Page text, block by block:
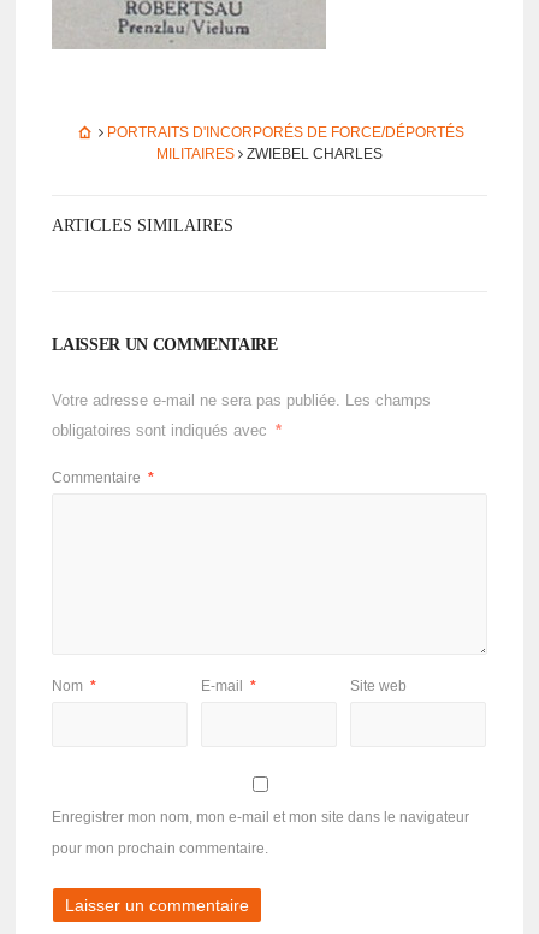
PORTRAITS D'INCORPORÉS DE FORCE/DÉPORTÉS
MILITAIRES ZWIEBEL CHARLES
ARTICLES SIMILAIRES
LAISSER UN COMMENTAIRE
Votre adresse e-mail ne sera pas publiée. Les champs
obligatoires sont indiqués avec
*
Commentaire *
Nom * E-mail * Site web
Enregistrer mon nom, mon e-mail et mon site dans le navigateur
pour mon prochain commentaire.